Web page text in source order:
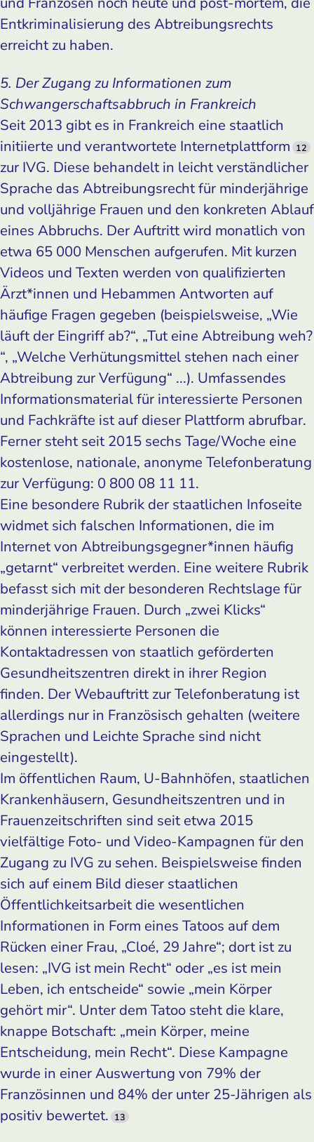
Entkriminalisierung des Abtreibungsrechts
erreicht zu haben.
5. Der Zugang zu Informationen zum
Schwangerschaftsabbruch in Frankreich
Seit 2013 gibt es in Frankreich eine staatlich
initiierte und verantwortete Internetplattform 12
zur IVG. Diese behandelt in leicht verständlicher
Sprache das Abtreibungsrecht für minderjährige
und volljährige Frauen und den konkreten Ablauf
eines Abbruchs. Der Auftritt wird monatlich von
etwa 65 000 Menschen aufgerufen. Mit kurzen
Videos und Texten werden von qualifizierten
Ärzt*innen und Hebammen Antworten auf
häufige Fragen gegeben (beispielsweise, „Wie
läuft der Eingriff ab?“, „Tut eine Abtreibung weh?
“, „Welche Verhütungsmittel stehen nach einer
Abtreibung zur Verfügung“ ...). Umfassendes
Informationsmaterial für interessierte Personen
und Fachkräfte ist auf dieser Plattform abrufbar.
Ferner steht seit 2015 sechs Tage/Woche eine
kostenlose, nationale, anonyme Telefonberatung
zur Verfügung: 0 800 08 11 11.
Eine besondere Rubrik der staatlichen Infoseite
widmet sich falschen Informationen, die im
Internet von Abtreibungsgegner*innen häufig
„getarnt“ verbreitet werden. Eine weitere Rubrik
befasst sich mit der besonderen Rechtslage für
minderjährige Frauen. Durch „zwei Klicks“
können interessierte Personen die
Kontaktadressen von staatlich geförderten
Gesundheitszentren direkt in ihrer Region
finden. Der Webauftritt zur Telefonberatung ist
allerdings nur in Französisch gehalten (weitere
Sprachen und Leichte Sprache sind nicht
eingestellt).
Im öffentlichen Raum, U-Bahnhöfen, staatlichen
Krankenhäusern, Gesundheitszentren und in
Frauenzeitschriften sind seit etwa 2015
vielfältige Foto- und Video-Kampagnen für den
Zugang zu IVG zu sehen. Beispielsweise finden
sich auf einem Bild dieser staatlichen
Öffentlichkeitsarbeit die wesentlichen
Informationen in Form eines Tatoos auf dem
Rücken einer Frau, „Cloé, 29 Jahre“; dort ist zu
lesen: „IVG ist mein Recht“ oder „es ist mein
Leben, ich entscheide“ sowie „mein Körper
gehört mir“. Unter dem Tatoo steht die klare,
knappe Botschaft: „mein Körper, meine
Entscheidung, mein Recht“. Diese Kampagne
wurde in einer Auswertung von 79% der
Französinnen und 84% der unter 25-Jährigen als
positiv bewertet. 13